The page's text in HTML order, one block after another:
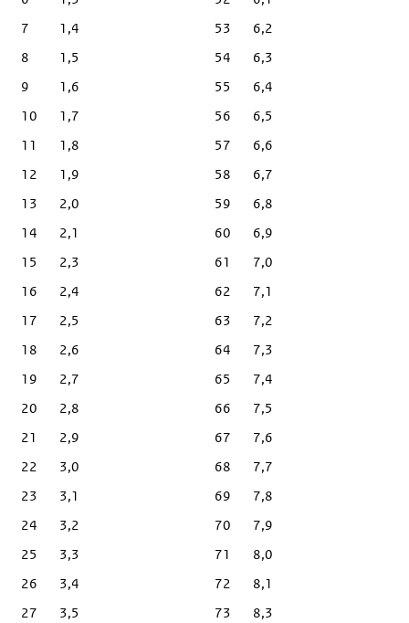
7
1,4
8
1,5
9
1,6
10
1,7
11
1,8
12
1,9
13
2,0
14
2,1
15
2,3
16
2,4
17
2,5
18
2,6
19
2,7
20
2,8
21
2,9
22
3,0
23
3,1
24
3,2
25
3,3
26
3,4
27
3,5
53
6,2
54
6,3
55
6,4
56
6,5
57
6,6
58
6,7
59
6,8
60
6,9
61
7,0
62
7,1
63
7,2
64
7,3
65
7,4
66
7,5
67
7,6
68
7,7
69
7,8
70
7,9
71
8,0
72
8,1
73
8,3